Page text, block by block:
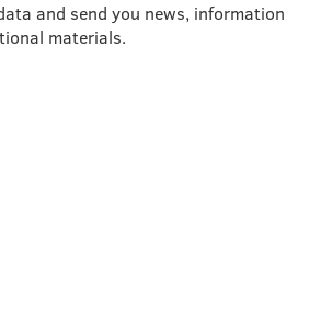
and send you news, information
materials.